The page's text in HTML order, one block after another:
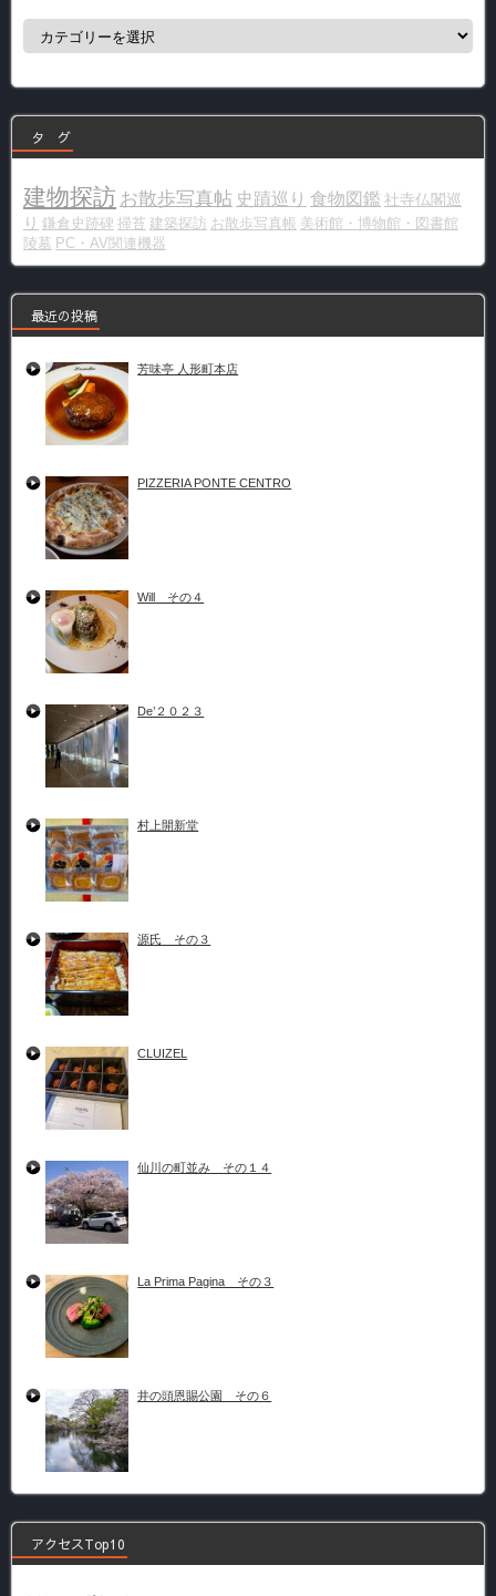
カ
ー
タ グ
建物探訪 お散歩写真帖 史蹟巡り 食物図鑑 社寺仏閣巡
り 鎌倉史跡碑 掃苔 建築探訪 お散歩写真帳 美術館・博物館・図書館
陵墓 PC・AV関連機器
最近の投稿
芳味亭 人形町本店
PIZZERIA PONTE CENTRO
Will その４
De’２０２３
村上開新堂
源氏 その３
CLUIZEL
仙川の町並み その１４
La Prima Pagina その３
井の頭恩賜公園 その６
アクセスTop10